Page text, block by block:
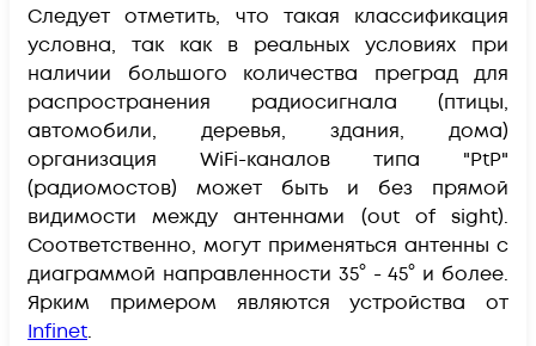
Следует отметить, что такая классификация
условна, так как в реальных условиях при
наличии большого количества преград для
распространения радиосигнала (птицы,
автомобили, деревья, здания, дома)
организация WiFi-каналов типа "PtP"
(радиомостов) может быть и без прямой
видимости между антеннами (out of sight).
Соответственно, могут применяться антенны с
диаграммой направленности 35° - 45° и более.
Ярким примером являются устройства от
Infinet.